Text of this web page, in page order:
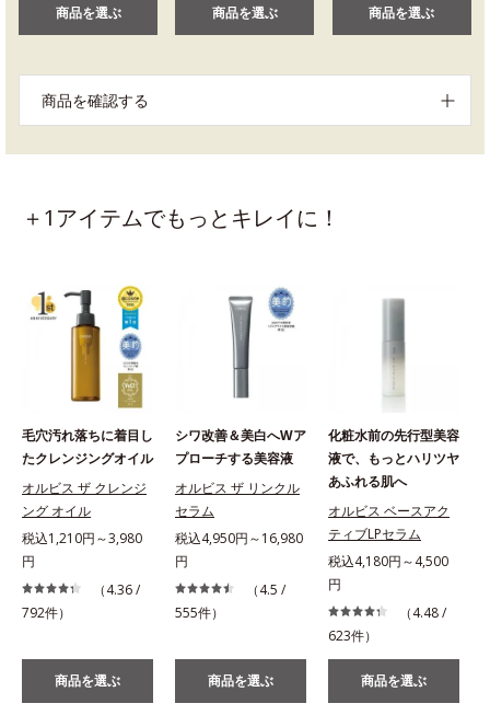
商品を選ぶ 商品を選ぶ 商品を選ぶ
商品を確認する
＋1アイテムでもっとキレイに！
毛穴汚れ落ちに着目し
たクレンジングオイル
オルビス ザ クレンジ
ング オイル
税込1,210円～3,980
円
（4.36 /
792件）
商品を選ぶ
シワ改善＆美白へWア
プローチする美容液
オルビス ザ リンクル
セラム
税込4,950円～16,980
円
（4.5 /
555件）
商品を選ぶ
化粧水前の先行型美容
液で、もっとハリツヤ
あふれる肌へ
オルビス ベースアク
ティブLPセラム
税込4,180円～4,500
円
（4.48 /
623件）
商品を選ぶ